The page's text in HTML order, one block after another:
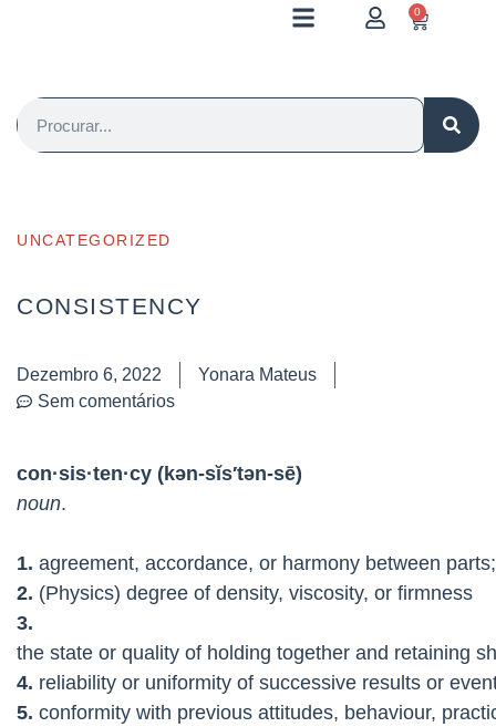
0
UNCATEGORIZED
CONSISTENCY
Dezembro 6, 2022
Yonara Mateus
Sem comentários
con·sis·ten·cy (kən-sĭs′tən-sē)
noun.
1. agreement, accordance, or harmony between parts;
2. (Physics) degree of density, viscosity, or firmness
3.
the state or quality of holding together and retaining
4. reliability or uniformity of successive results or
5. conformity with previous attitudes, behaviour,